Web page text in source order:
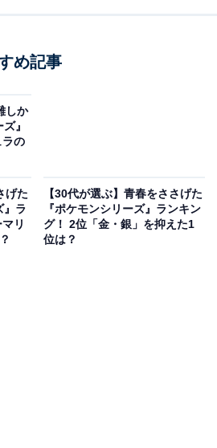
め記事
しか
』
ラの
げた
』ラ
リ
【30代が選ぶ】青春をささげた
『ポケモンシリーズ』ランキン
グ！ 2位「金・銀」を抑えた1
位は？